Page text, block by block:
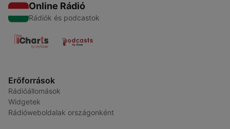
Online Rádió
Rádiók és podcastok
Erőforrások
Rádióállomások
Widgetek
Rádióweboldalak országonként